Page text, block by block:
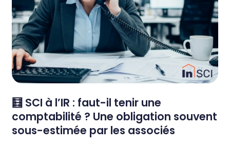
🧮 SCI à l’IR : faut-il tenir une
comptabilité ? Une obligation souvent
sous-estimée par les associés